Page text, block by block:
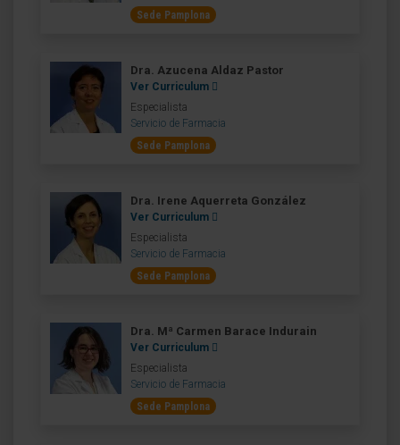
Sede Pamplona
Dra. Azucena Aldaz Pastor
Ver Curriculum
Especialista
Servicio de Farmacia
Sede Pamplona
Dra. Irene Aquerreta González
Ver Curriculum
Especialista
Servicio de Farmacia
Sede Pamplona
Dra. Mª Carmen Barace Indurain
Ver Curriculum
Especialista
Servicio de Farmacia
Sede Pamplona